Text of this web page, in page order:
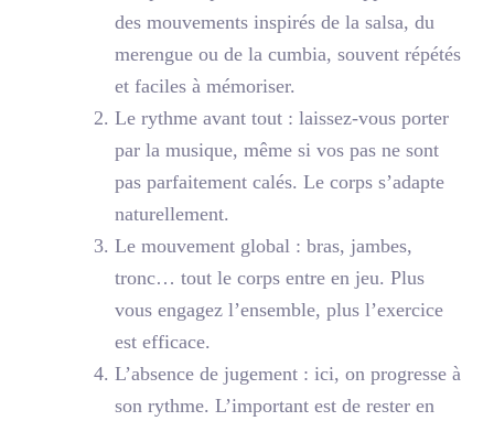
des mouvements inspirés de la salsa, du
merengue ou de la cumbia, souvent répétés
et faciles à mémoriser.
Le rythme avant tout : laissez-vous porter
par la musique, même si vos pas ne sont
pas parfaitement calés. Le corps s’adapte
naturellement.
Le mouvement global : bras, jambes,
tronc… tout le corps entre en jeu. Plus
vous engagez l’ensemble, plus l’exercice
est efficace.
L’absence de jugement : ici, on progresse à
son rythme. L’important est de rester en